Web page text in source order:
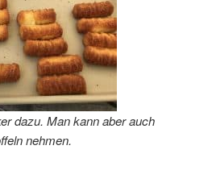
dazu. Man kann aber auch
nehmen.